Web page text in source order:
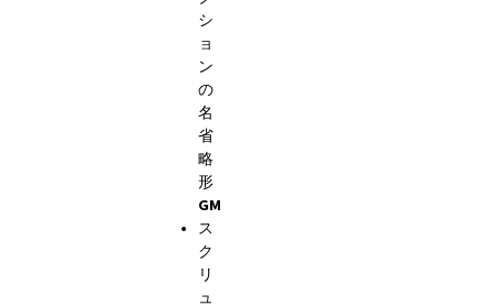
シ
ョ
ン
の
名
省
略
形
GM
ス
ク
リ
ュ